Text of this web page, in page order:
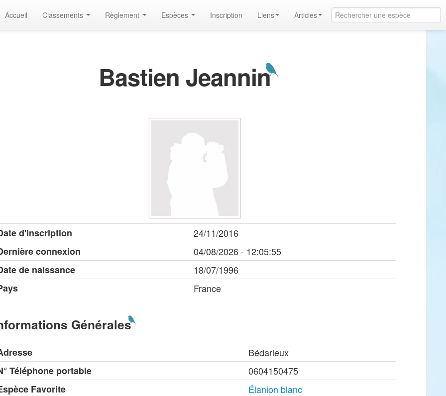
Accueil Classements Règlement Espèces Inscription Liens Articles
Bastien Jeannin
d'inscription
24/11/2016
connexion
04/08/2026 - 12:05:55
de naissance
18/07/1996
France
Générales
Bédarieux
Téléphone portable
0604150475
Favorite
Élanion blanc